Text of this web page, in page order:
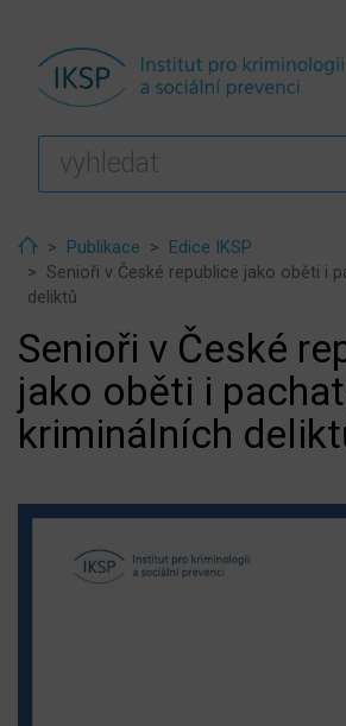
HomePublikace
Edice IKSP
Senioři v České republice jako oběti i
deliktů
Senioři v České
jako oběti i
kriminálních